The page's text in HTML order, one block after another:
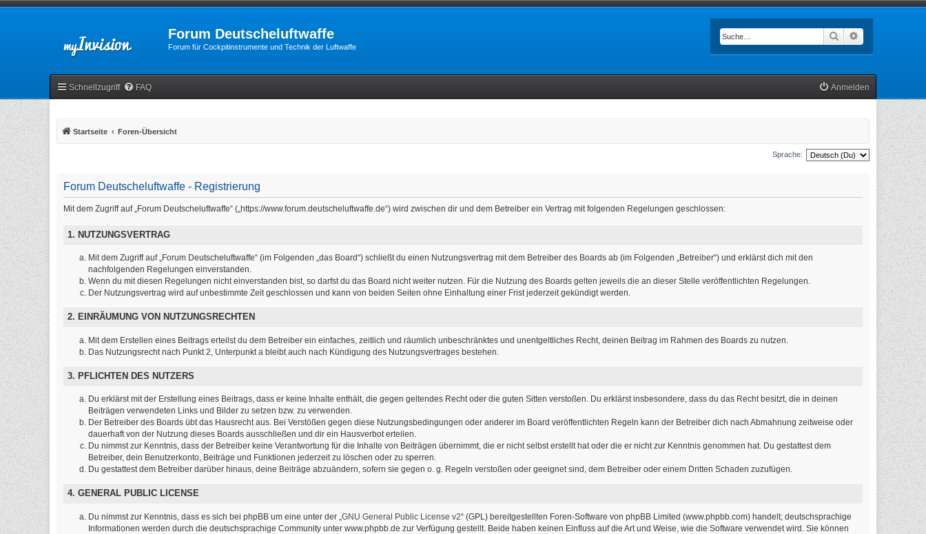
Forum Deutscheluftwaffe
Forum für Cockpitinstrumente und Technik der Luftwaffe
Suche
Schnellzugriff FAQ Anmelden
Startseite Foren-Übersicht
Sprache:
Forum Deutscheluftwaffe - Registrierung
Mit dem Zugriff auf „Forum Deutscheluftwaffe“ („https://www.forum.deutscheluftwaffe.de“) wird zwischen dir und dem Betreiber ein Vertrag mit folgenden Regelungen geschlossen:
1. NUTZUNGSVERTRAG
Mit dem Zugriff auf „Forum Deutscheluftwaffe“ (im Folgenden „das Board“) schließt du einen Nutzungsvertrag mit dem Betreiber des Boards ab (im Folgenden „Betreiber“) und erklärst dich mit den
nachfolgenden Regelungen einverstanden.
Wenn du mit diesen Regelungen nicht einverstanden bist, so darfst du das Board nicht weiter nutzen. Für die Nutzung des Boards gelten jeweils die an dieser Stelle veröffentlichten Regelungen.
Der Nutzungsvertrag wird auf unbestimmte Zeit geschlossen und kann von beiden Seiten ohne Einhaltung einer Frist jederzeit gekündigt werden.
2. EINRÄUMUNG VON NUTZUNGSRECHTEN
Mit dem Erstellen eines Beitrags erteilst du dem Betreiber ein einfaches, zeitlich und räumlich unbeschränktes und unentgeltliches Recht, deinen Beitrag im Rahmen des Boards zu nutzen.
Das Nutzungsrecht nach Punkt 2, Unterpunkt a bleibt auch nach Kündigung des Nutzungsvertrages bestehen.
3. PFLICHTEN DES NUTZERS
Du erklärst mit der Erstellung eines Beitrags, dass er keine Inhalte enthält, die gegen geltendes Recht oder die guten Sitten verstoßen. Du erklärst insbesondere, dass du das Recht besitzt, die in deinen
Beiträgen verwendeten Links und Bilder zu setzen bzw. zu verwenden.
Der Betreiber des Boards übt das Hausrecht aus. Bei Verstößen gegen diese Nutzungsbedingungen oder anderer im Board veröffentlichten Regeln kann der Betreiber dich nach Abmahnung zeitweise oder
dauerhaft von der Nutzung dieses Boards ausschließen und dir ein Hausverbot erteilen.
Du nimmst zur Kenntnis, dass der Betreiber keine Verantwortung für die Inhalte von Beiträgen übernimmt, die er nicht selbst erstellt hat oder die er nicht zur Kenntnis genommen hat. Du gestattest dem
Betreiber, dein Benutzerkonto, Beiträge und Funktionen jederzeit zu löschen oder zu sperren.
Du gestattest dem Betreiber darüber hinaus, deine Beiträge abzuändern, sofern sie gegen o. g. Regeln verstoßen oder geeignet sind, dem Betreiber oder einem Dritten Schaden zuzufügen.
4. GENERAL PUBLIC LICENSE
Du nimmst zur Kenntnis, dass es sich bei phpBB um eine unter der „ GNU General Public License v2“ (GPL) bereitgestellten Foren-Software von phpBB Limited (www.phpbb.com) handelt; deutschsprachige
Informationen werden durch die deutschsprachige Community unter www.phpbb.de zur Verfügung gestellt. Beide haben keinen Einfluss auf die Art und Weise, wie die Software verwendet wird. Sie können